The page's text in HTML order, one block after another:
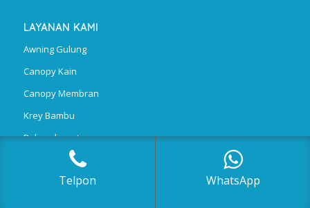
LAYANAN KAMI
Awning Gulung
Canopy Kain
Canopy Membran
Krey Bambu
Polycarbonate
Telpon WhatsApp